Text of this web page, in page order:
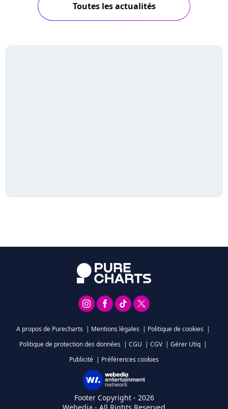
Toutes les actualités
A propos de Purecharts | Mentions légales | Politique de cookies |
Politique de protection des données | CGU | CGV | Gérer Utiq |
Publicité | Préférences cookies
Footer Copyright - 2026